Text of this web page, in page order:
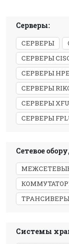
Серверы:
СЕРВЕРЫ
СЕРВЕРЫ
СЕРВЕРЫ HPE
СЕРВЕРЫ
СЕРВЕРЫ
СЕРВЕРЫ
Сетевое
ТРАНСИВЕРЫ
Системы